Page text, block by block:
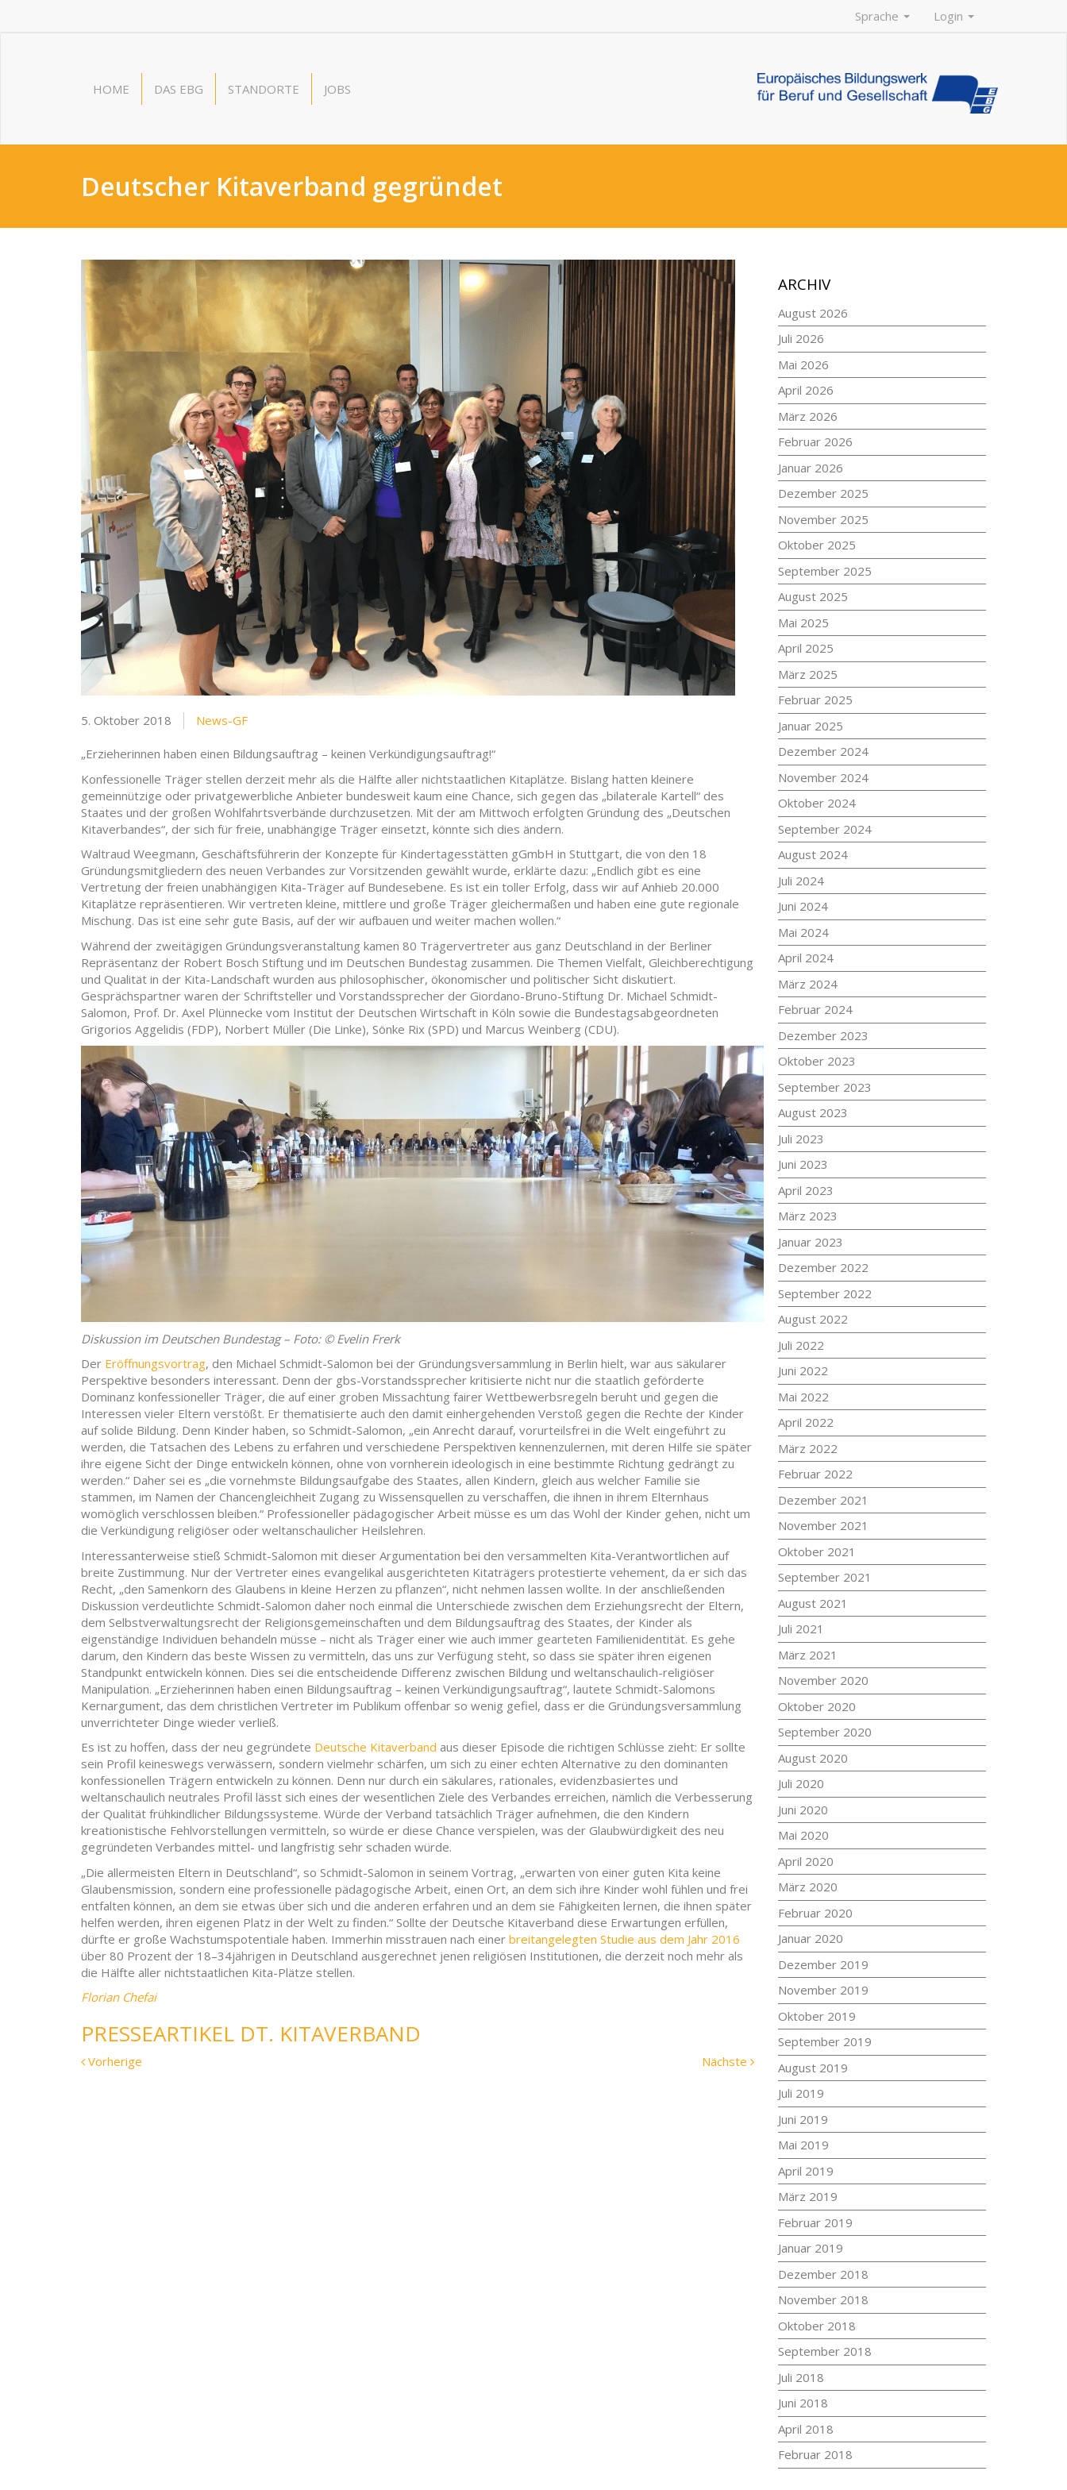
Sprache Login
HOME DAS EBG STANDORTE JOBS
Deutscher Kitaverband gegründet
5. Oktober 2018 News-GF
„Erzieherinnen haben einen Bildungsauftrag – keinen Verkündigungsauftrag!“
Konfessionelle Träger stellen derzeit mehr als die Hälfte aller nichtstaatlichen Kitaplätze. Bislang hatten kleinere
gemeinnützige oder privatgewerbliche Anbieter bundesweit kaum eine Chance, sich gegen das „bilaterale Kartell“ des
Staates und der großen Wohlfahrtsverbände durchzusetzen. Mit der am Mittwoch erfolgten Gründung des „Deutschen
Kitaverbandes“, der sich für freie, unabhängige Träger einsetzt, könnte sich dies ändern.
Waltraud Weegmann, Geschäftsführerin der Konzepte für Kindertagesstätten gGmbH in Stuttgart, die von den 18
Gründungsmitgliedern des neuen Verbandes zur Vorsitzenden gewählt wurde, erklärte dazu: „Endlich gibt es eine
Vertretung der freien unabhängigen Kita-Träger auf Bundesebene. Es ist ein toller Erfolg, dass wir auf Anhieb 20.000
Kitaplätze repräsentieren. Wir vertreten kleine, mittlere und große Träger gleichermaßen und haben eine gute regionale
Mischung. Das ist eine sehr gute Basis, auf der wir aufbauen und weiter machen wollen.“
Während der zweitägigen Gründungsveranstaltung kamen 80 Trägervertreter aus ganz Deutschland in der Berliner
Repräsentanz der Robert Bosch Stiftung und im Deutschen Bundestag zusammen. Die Themen Vielfalt, Gleichberechtigung
und Qualität in der Kita-Landschaft wurden aus philosophischer, ökonomischer und politischer Sicht diskutiert.
Gesprächspartner waren der Schriftsteller und Vorstandssprecher der Giordano-Bruno-Stiftung Dr. Michael Schmidt-
Salomon, Prof. Dr. Axel Plünnecke vom Institut der Deutschen Wirtschaft in Köln sowie die Bundestagsabgeordneten
Grigorios Aggelidis (FDP), Norbert Müller (Die Linke), Sönke Rix (SPD) und Marcus Weinberg (CDU).
Diskussion im Deutschen Bundestag – Foto: © Evelin Frerk
Der Eröffnungsvortrag, den Michael Schmidt-Salomon bei der Gründungsversammlung in Berlin hielt, war aus säkularer
Perspektive besonders interessant. Denn der gbs-Vorstandssprecher kritisierte nicht nur die staatlich geförderte
Dominanz konfessioneller Träger, die auf einer groben Missachtung fairer Wettbewerbsregeln beruht und gegen die
Interessen vieler Eltern verstößt. Er thematisierte auch den damit einhergehenden Verstoß gegen die Rechte der Kinder
auf solide Bildung. Denn Kinder haben, so Schmidt-Salomon, „ein Anrecht darauf, vorurteilsfrei in die Welt eingeführt zu
werden, die Tatsachen des Lebens zu erfahren und verschiedene Perspektiven kennenzulernen, mit deren Hilfe sie später
ihre eigene Sicht der Dinge entwickeln können, ohne von vornherein ideologisch in eine bestimmte Richtung gedrängt zu
werden.“ Daher sei es „die vornehmste Bildungsaufgabe des Staates, allen Kindern, gleich aus welcher Familie sie
stammen, im Namen der Chancengleichheit Zugang zu Wissensquellen zu verschaffen, die ihnen in ihrem Elternhaus
womöglich verschlossen bleiben.“ Professioneller pädagogischer Arbeit müsse es um das Wohl der Kinder gehen, nicht um
die Verkündigung religiöser oder weltanschaulicher Heilslehren.
Interessanterweise stieß Schmidt-Salomon mit dieser Argumentation bei den versammelten Kita-Verantwortlichen auf
breite Zustimmung. Nur der Vertreter eines evangelikal ausgerichteten Kitaträgers protestierte vehement, da er sich das
Recht, „den Samenkorn des Glaubens in kleine Herzen zu pflanzen“, nicht nehmen lassen wollte. In der anschließenden
Diskussion verdeutlichte Schmidt-Salomon daher noch einmal die Unterschiede zwischen dem Erziehungsrecht der Eltern,
dem Selbstverwaltungsrecht der Religionsgemeinschaften und dem Bildungsauftrag des Staates, der Kinder als
eigenständige Individuen behandeln müsse – nicht als Träger einer wie auch immer gearteten Familienidentität. Es gehe
darum, den Kindern das beste Wissen zu vermitteln, das uns zur Verfügung steht, so dass sie später ihren eigenen
Standpunkt entwickeln können. Dies sei die entscheidende Differenz zwischen Bildung und weltanschaulich-religiöser
Manipulation. „Erzieherinnen haben einen Bildungsauftrag – keinen Verkündigungsauftrag“, lautete Schmidt-Salomons
Kernargument, das dem christlichen Vertreter im Publikum offenbar so wenig gefiel, dass er die Gründungsversammlung
unverrichteter Dinge wieder verließ.
Es ist zu hoffen, dass der neu gegründete Deutsche Kitaverband aus dieser Episode die richtigen Schlüsse zieht: Er sollte
sein Profil keineswegs verwässern, sondern vielmehr schärfen, um sich zu einer echten Alternative zu den dominanten
konfessionellen Trägern entwickeln zu können. Denn nur durch ein säkulares, rationales, evidenzbasiertes und
weltanschaulich neutrales Profil lässt sich eines der wesentlichen Ziele des Verbandes erreichen, nämlich die Verbesserung
der Qualität frühkindlicher Bildungssysteme. Würde der Verband tatsächlich Träger aufnehmen, die den Kindern
kreationistische Fehlvorstellungen vermitteln, so würde er diese Chance verspielen, was der Glaubwürdigkeit des neu
gegründeten Verbandes mittel- und langfristig sehr schaden würde.
„Die allermeisten Eltern in Deutschland“, so Schmidt-Salomon in seinem Vortrag, „erwarten von einer guten Kita keine
Glaubensmission, sondern eine professionelle pädagogische Arbeit, einen Ort, an dem sich ihre Kinder wohl fühlen und frei
entfalten können, an dem sie etwas über sich und die anderen erfahren und an dem sie Fähigkeiten lernen, die ihnen später
helfen werden, ihren eigenen Platz in der Welt zu finden.“ Sollte der Deutsche Kitaverband diese Erwartungen erfüllen,
dürfte er große Wachstumspotentiale haben. Immerhin misstrauen nach einer breitangelegten Studie aus dem Jahr 2016
über 80 Prozent der 18–34jährigen in Deutschland ausgerechnet jenen religiösen Institutionen, die derzeit noch mehr als
die Hälfte aller nichtstaatlichen Kita-Plätze stellen.
Florian Chefai
PRESSEARTIKEL DT. KITAVERBAND
Vorherige Nächste Nächste
Meldung:
ARCHIV
August 2026
Juli 2026
Mai 2026
April 2026
März 2026
Februar 2026
Januar 2026
Dezember 2025
November 2025
Oktober 2025
September 2025
August 2025
Mai 2025
April 2025
März 2025
Februar 2025
Januar 2025
Dezember 2024
November 2024
Oktober 2024
September 2024
August 2024
Juli 2024
Juni 2024
Mai 2024
April 2024
März 2024
Februar 2024
Dezember 2023
Oktober 2023
September 2023
August 2023
Juli 2023
Juni 2023
April 2023
März 2023
Januar 2023
Dezember 2022
September 2022
August 2022
Juli 2022
Juni 2022
Mai 2022
April 2022
März 2022
Februar 2022
Dezember 2021
November 2021
Oktober 2021
September 2021
August 2021
Juli 2021
März 2021
November 2020
Oktober 2020
September 2020
August 2020
Juli 2020
Juni 2020
Mai 2020
April 2020
März 2020
Februar 2020
Januar 2020
Dezember 2019
November 2019
Oktober 2019
September 2019
August 2019
Juli 2019
Juni 2019
Mai 2019
April 2019
März 2019
Februar 2019
Januar 2019
Dezember 2018
November 2018
Oktober 2018
September 2018
Juli 2018
Juni 2018
April 2018
Februar 2018